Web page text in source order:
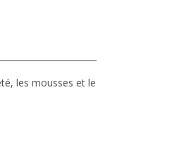
les mousses et le